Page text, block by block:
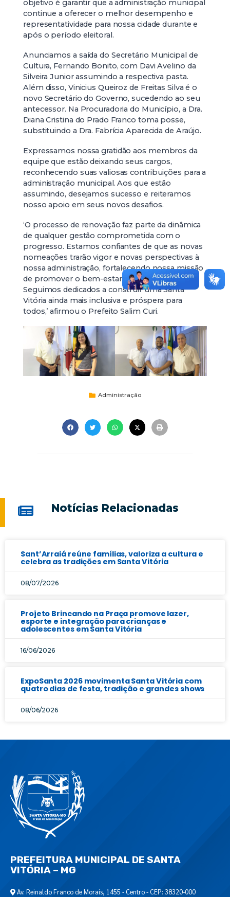
objetivo é garantir que a administração municipal
continue a oferecer o melhor desempenho e
representatividade para nossa cidade durante e
após o período eleitoral.
Anunciamos a saída do Secretário Municipal de
Cultura, Fernando Bonito, com Davi Avelino da
Silveira Junior assumindo a respectiva pasta.
Além disso, Vinicius Queiroz de Freitas Silva é o
novo Secretário do Governo, sucedendo ao seu
antecessor. Na Procuradoria do Município, a Dra.
Diana Cristina do Prado Franco toma posse,
substituindo a Dra. Fabrícia Aparecida de Araújo.
Expressamos nossa gratidão aos membros da
equipe que estão deixando seus cargos,
reconhecendo suas valiosas contribuições para a
administração municipal. Aos que estão
assumindo, desejamos sucesso e reiteramos
nosso apoio em seus novos desafios.
‘O processo de renovação faz parte da dinâmica
de qualquer gestão comprometida com o
progresso. Estamos confiantes de que as novas
nomeações trarão vigor e novas perspectivas à
nossa administração, fortalecendo nossa missão
de promover o bem-estar da comunidade.
Seguimos dedicados a construir uma Santa
Vitória ainda mais inclusiva e próspera para
todos,’ afirmou o Prefeito Salim Curi.
Administração
Notícias Relacionadas
Sant’Arraiá reúne famílias, valoriza a cultura e
celebra as tradições em Santa Vitória
08/07/2026
Projeto Brincando na Praça promove lazer,
esporte e integração para crianças e
adolescentes em Santa Vitória
16/06/2026
ExpoSanta 2026 movimenta Santa Vitória com
quatro dias de festa, tradição e grandes shows
08/06/2026
PREFEITURA MUNICIPAL DE SANTA
VITÓRIA – MG
Av. Reinaldo Franco de Morais, 1455 - Centro - CEP: 38320-000